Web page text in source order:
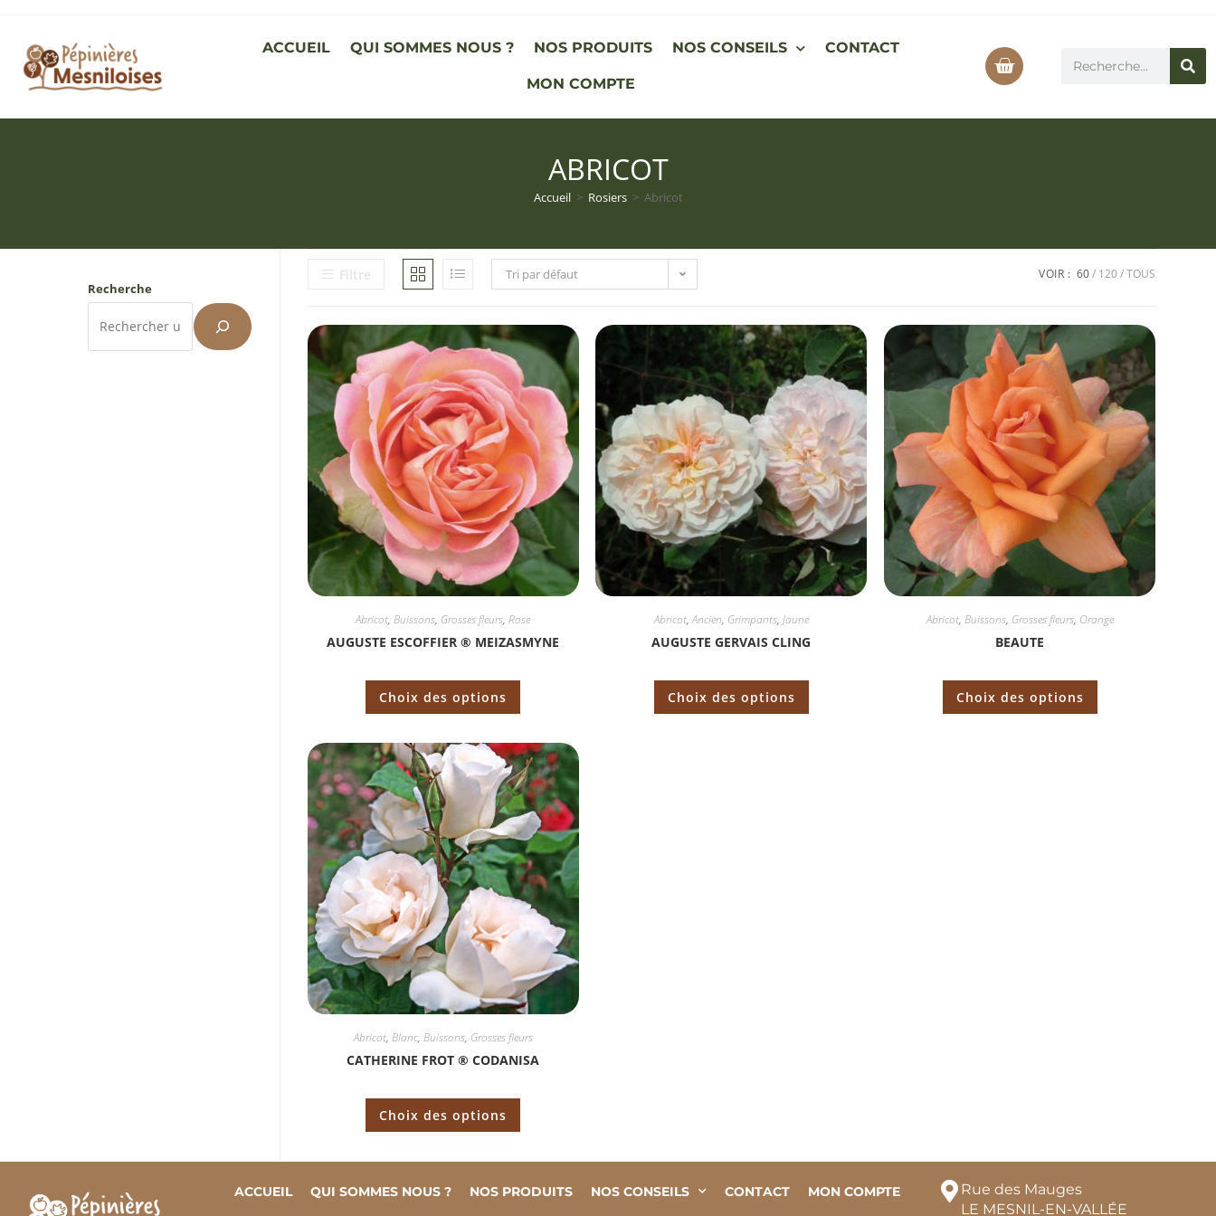
ACCUEIL QUI SOMMES NOUS ? NOS PRODUITS NOS CONSEILS CONTACT
MON COMPTE
ABRICOT
Accueil > Rosiers > Abricot
Recherche
Filtre Tri par défaut VOIR : 60 120 TOUS
Abricot,Buissons, Grosses fleurs,Rose
AUGUSTE ESCOFFIER ® MEIZASMYNE
Choix des options
Abricot,Ancien, Grimpants, Jaune
AUGUSTE GERVAIS CLING
Choix des options
Abricot, Buissons, Grosses fleurs, Orange
BEAUTE
Choix des options
Abricot, Blanc, Buissons, Grosses fleurs
CATHERINE FROT ® CODANISA
Choix des options
ACCUEIL QUI SOMMES NOUS ? NOS PRODUITS NOS CONSEILS CONTACT MON COMPTE
Rue des Mauges
LE MESNIL-EN-VALLÉE